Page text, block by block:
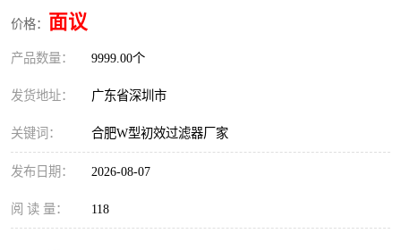
价格： 面议
产品数量： 9999.00个
发货地址： 广东省深圳市
关键词： 合肥W型初效过滤器厂家
发布日期： 2026-08-07
阅 读 量： 118